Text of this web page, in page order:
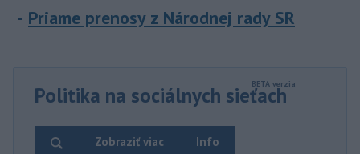
Priame prenosy z Národnej rady SR
Politika na sociálnych sieťach
Info
Zobraziť viac